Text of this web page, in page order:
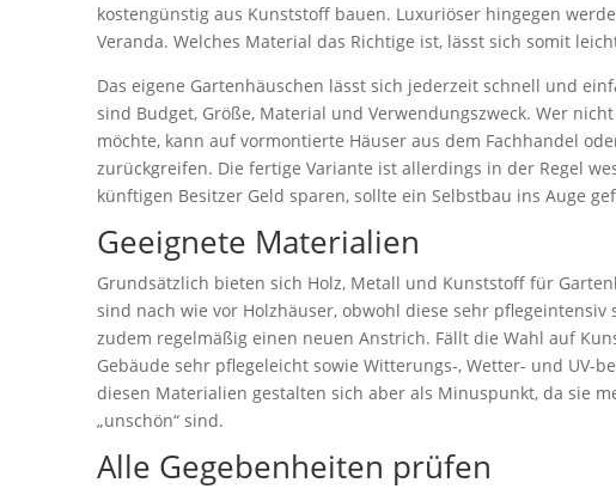
kostengünstig aus Kunststoff bauen. Luxuriöser hingegen
Veranda. Welches Material das Richtige ist, lässt sich somit
Das eigene Gartenhäuschen lässt sich jederzeit schnell und
sind Budget, Größe, Material und Verwendungszweck. Wer
möchte, kann auf vormontierte Häuser aus dem Fachhandel
zurückgreifen. Die fertige Variante ist allerdings in der Regel
künftigen Besitzer Geld sparen, sollte ein Selbstbau ins Auge
Geeignete Materialien
Grundsätzlich bieten sich Holz, Metall und Kunststoff für
sind nach wie vor Holzhäuser, obwohl diese sehr pflegeintensiv
zudem regelmäßig einen neuen Anstrich. Fällt die Wahl auf
Gebäude sehr pflegeleicht sowie Witterungs-, Wetter- und UV-
diesen Materialien gestalten sich aber als Minuspunkt, da sie
„unschön“ sind.
Alle Gegebenheiten prüfen